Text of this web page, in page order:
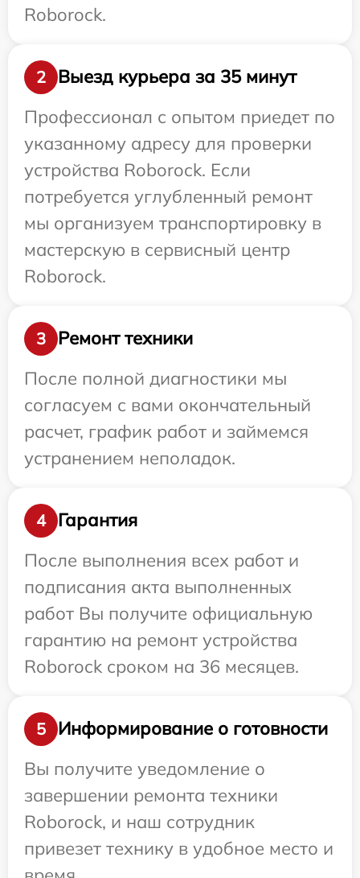
Roborock.
2
Выезд курьера за 35 минут
Профессионал с опытом приедет по
указанному адресу для проверки
устройства Roborock. Если
потребуется углубленный ремонт
мы организуем транспортировку в
мастерскую в сервисный центр
Roborock.
3
Ремонт техники
После полной диагностики мы
согласуем с вами окончательный
расчет, график работ и займемся
устранением неполадок.
4
Гарантия
После выполнения всех работ и
подписания акта выполненных
работ Вы получите официальную
гарантию на ремонт устройства
Roborock сроком на 36 месяцев.
5
Информирование о готовности
Вы получите уведомление о
завершении ремонта техники
Roborock, и наш сотрудник
привезет технику в удобное место и